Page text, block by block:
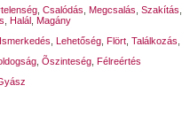
Csalódás Megcsalás Szakítás
Halál Magány
Ismerkedés Lehetőség Flört Találkozás
Õszinteség Félreértés